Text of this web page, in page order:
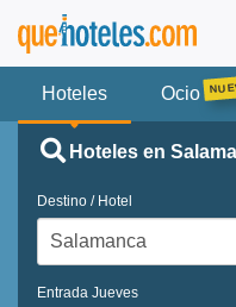
Hoteles Ocio
Hoteles en
Destino / Hotel
Entrada Jueves